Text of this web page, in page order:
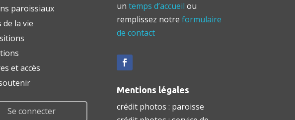
paroissiaux
de la vie
et accès
Se connecter
untemps d’accueil ou
remplissez notreformulaire
de contact
Mentions légales
crédit photos : paroisse